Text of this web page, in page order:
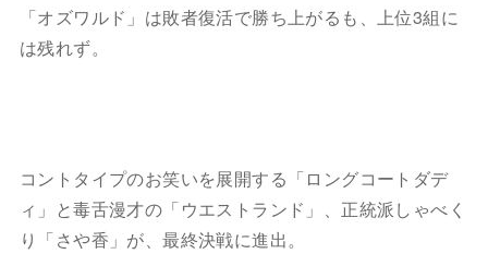
「オズワルド」は敗者復活で勝ち上がるも、上位3組に
は残れず。
コントタイプのお笑いを展開する「ロングコートダデ
ィ」と毒舌漫才の「ウエストランド」、正統派しゃべく
り「さや香」が、最終決戦に進出。